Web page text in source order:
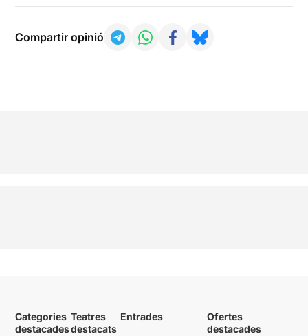
Compartir opinió
Categories
destacades
Teatres
destacats
Entrades
Ofertes
destacades